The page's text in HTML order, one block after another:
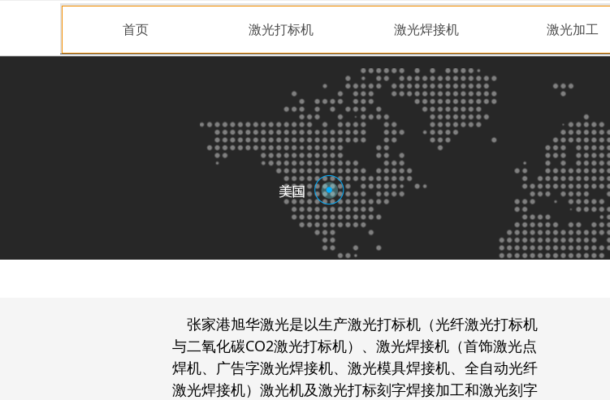
简体中文
首页 激光打标机 激光焊接机 激光加工
张家港旭华激光是以生产激光打标机（光纤激光打标机
与二氧化碳CO2激光打标机）、激光焊接机（首饰激光点
焊机、广告字激光焊接机、激光模具焊接机、全自动光纤
激光焊接机）激光机及激光打标刻字焊接加工和激光刻字